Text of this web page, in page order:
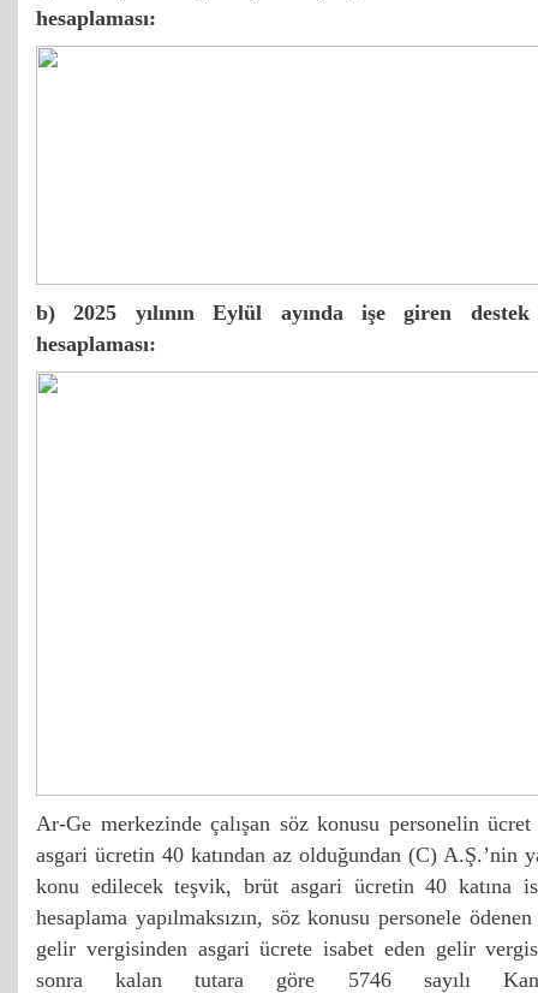
hesaplaması:
b) 2025 yılının Eylül ayında işe giren
hesaplaması:
Ar-Ge merkezinde çalışan söz konusu personelin
asgari ücretin 40 katından az olduğundan (C) A.Ş.’nin
konu edilecek teşvik, brüt asgari ücretin 40 katına
hesaplama yapılmaksızın, söz konusu personele
gelir vergisinden asgari ücrete isabet eden gelir
sonra kalan tutara göre 5746 sayılı